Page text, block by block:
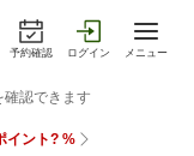
予約確認 ログイン メニュー